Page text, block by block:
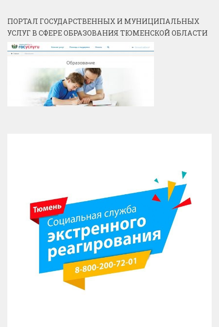
ПОРТАЛ ГОСУДАРСТВЕННЫХ И МУНИЦИПАЛЬНЫХ
УСЛУГ В СФЕРЕ ОБРАЗОВАНИЯ ТЮМЕНСКОЙ ОБЛАСТИ